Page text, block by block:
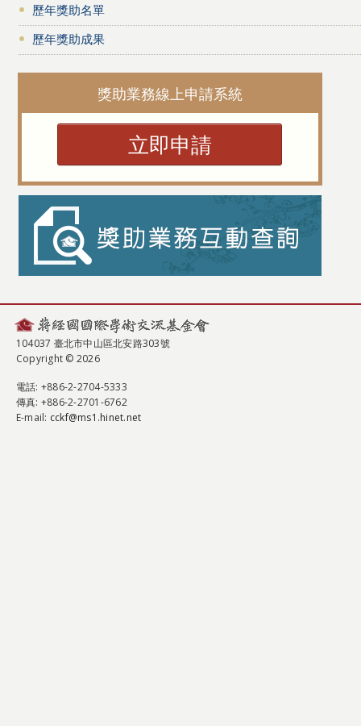
歷年獎助名單
歷年獎助成果
獎助業務線上申請系統
立即申請
104037 臺北市中山區北安路303號
Copyright © 2026
電話: +886-2-2704-5333
傳真: +886-2-2701-6762
E-mail: cckf@ms1.hinet.net